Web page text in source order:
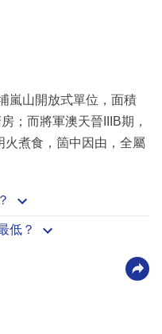
嵐山開放式單位，面積
；而將軍澳天晉IIIB期，
火煮食，箇中因由，全屬
低？